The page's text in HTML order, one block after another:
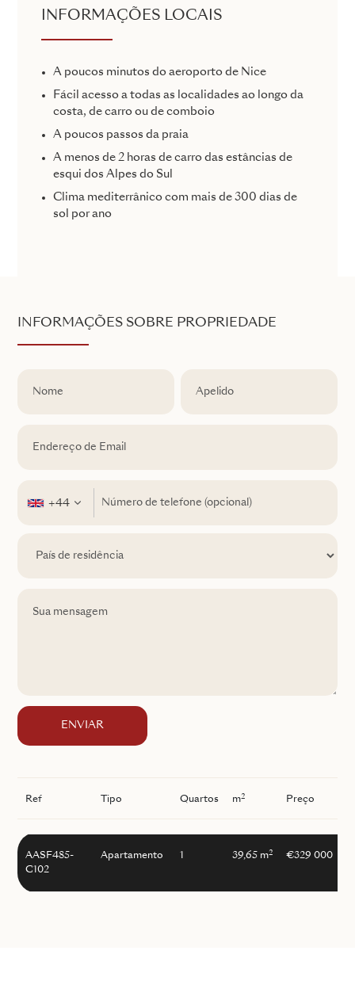
INFORMAÇÕES LOCAIS
A poucos minutos do aeroporto de Nice
Fácil acesso a todas as localidades ao longo da
costa, de carro ou de comboio
A poucos passos da praia
A menos de 2 horas de carro das estâncias de
esqui dos Alpes do Sul
Clima mediterrânico com mais de 300 dias de
sol por ano
INFORMAÇÕES SOBRE PROPRIEDADE
+44
ENVIAR
Ref Tipo Quartos m2 Preço
AASF485-
C102
Apartamento 1 39,65 m2 €329 000